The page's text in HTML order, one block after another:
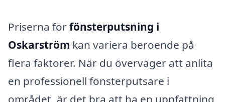
Priserna förfönsterputsning i
Oskarström kan variera beroende på
flera faktorer. När du överväger att anlita
en professionell fönsterputsare i
området, är det bra att ha en uppfattning